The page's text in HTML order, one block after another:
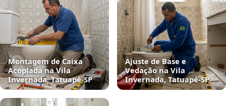
Montagem de Caixa
Acoplada na Vila
Invernada, Tatuapé‑SP
Ajuste de Base e
Vedação na Vila
Invernada, Tatuapé‑SP